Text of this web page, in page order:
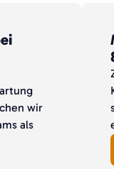
wir
als